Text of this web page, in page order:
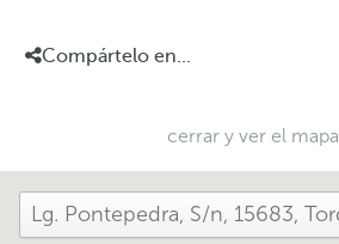
Compártelo en...
cerrar y ver el mapa